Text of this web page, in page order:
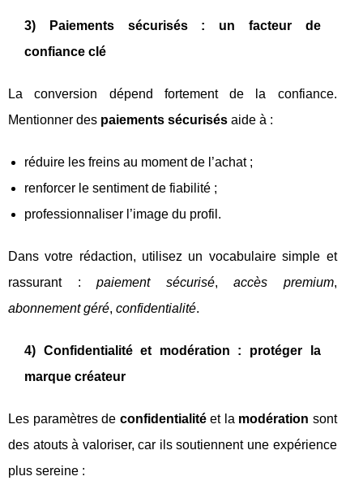
3) Paiements sécurisés : un facteur de
confiance clé
La conversion dépend fortement de la confiance.
Mentionner des paiements sécurisés aide à :
réduire les freins au moment de l’achat ;
renforcer le sentiment de fiabilité ;
professionnaliser l’image du profil.
Dans votre rédaction, utilisez un vocabulaire simple et
rassurant :paiement sécurisé,accès premium,
abonnement géré, confidentialité.
4) Confidentialité et modération : protéger la
marque créateur
Les paramètres de confidentialitéet la modération sont
des atouts à valoriser, car ils soutiennent une expérience
plus sereine :